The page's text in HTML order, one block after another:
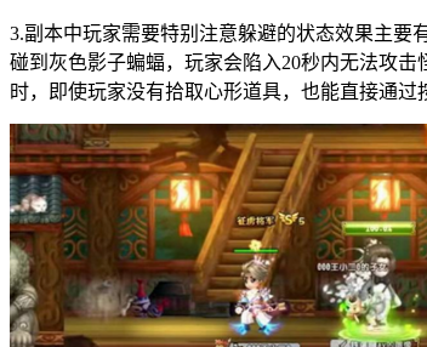
3.副本中玩家需要特别注意躲避的状态效果主要
碰到灰色影子蝙蝠，玩家会陷入20秒内无法攻
时，即使玩家没有拾取心形道具，也能直接通过